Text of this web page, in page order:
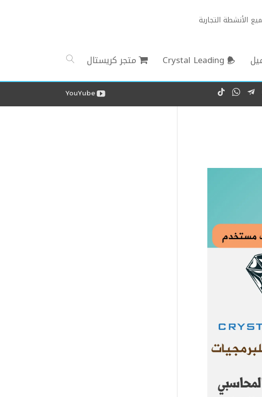
الأنشطة التجارية
Crystal Leading متجر كريستال
YouYube